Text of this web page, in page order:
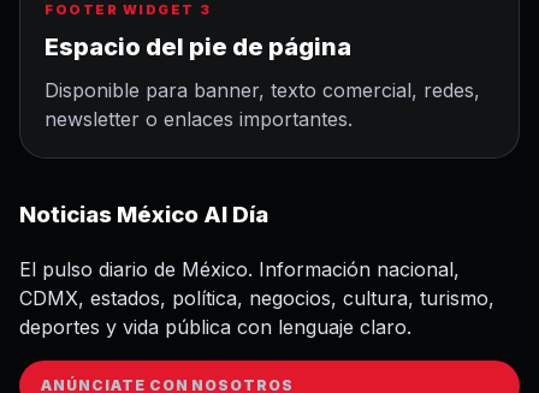
FOOTER WIDGET 3
Espacio del pie de página
Disponible para banner, texto comercial, redes,
newsletter o enlaces importantes.
Noticias México Al Día
El pulso diario de México. Información nacional,
CDMX, estados, política, negocios, cultura, turismo,
deportes y vida pública con lenguaje claro.
ANÚNCIATE CON NOSOTROS